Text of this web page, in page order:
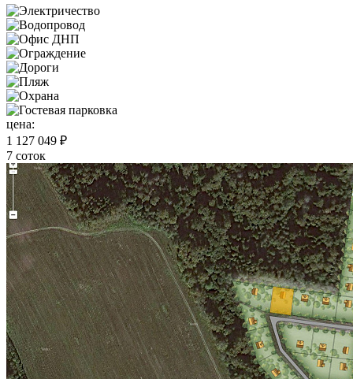
цена:
1 127 049 ₽
7 соток